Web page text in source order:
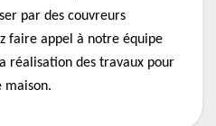
par des couvreurs
faire appel à notre équipe
réalisation des travaux pour
maison.